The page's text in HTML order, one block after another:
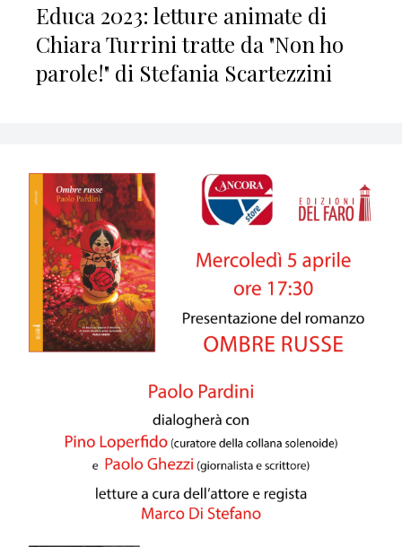
Educa 2023: letture animate di
Chiara Turrini tratte da "Non ho
parole!" di Stefania Scartezzini